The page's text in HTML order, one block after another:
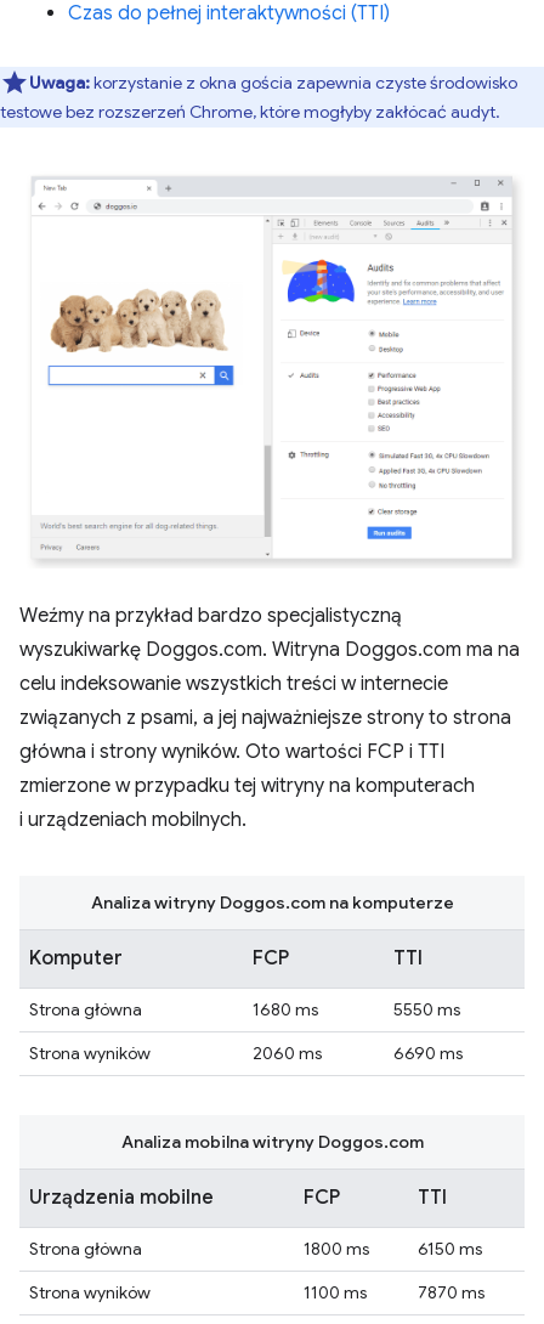
Czas do pełnej interaktywności (TTI)
Uwaga:korzystanie z okna gościa zapewnia czyste środowisko
testowe bez rozszerzeń Chrome, które mogłyby zakłócać audyt.
Weźmy na przykład bardzo specjalistyczną
wyszukiwarkę Doggos.com. Witryna Doggos.com ma na
celu indeksowanie wszystkich treści w internecie
związanych z psami, a jej najważniejsze strony to strona
główna i strony wyników. Oto wartości FCP i TTI
zmierzone w przypadku tej witryny na komputerach
i urządzeniach mobilnych.
Komputer FCP TTI
Strona główna 1680 ms
5550 ms
Strona wyników
2060 ms 6690 ms
Analiza witryny Doggos.com na komputerze
Urządzenia mobilne FCP TTI
Strona główna 1800 ms
6150 ms
Strona wyników
1100 ms 7870 ms
Analiza mobilna witryny Doggos.com